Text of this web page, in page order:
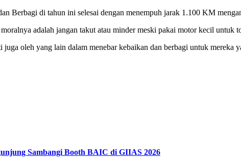
Berbagi di tahun ini selesai dengan menempuh jarak 1.100 KM
adalah jangan takut atau minder meski pakai motor kecil untuk
oleh yang lain dalam menebar kebaikan dan berbagi untuk
Sambangi Booth BAIC di GIIAS 2026